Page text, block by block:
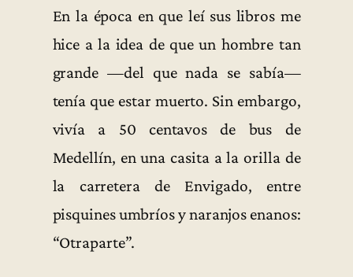
En la época en que leí sus libros me
hice a la idea de que un hombre tan
grande —del que nada se sabía—
tenía que estar muerto. Sin embargo,
vivía a 50 centavos de bus de
Medellín, en una casita a la orilla de
la carretera de Envigado, entre
pisquines umbríos y naranjos enanos:
“Otraparte”.